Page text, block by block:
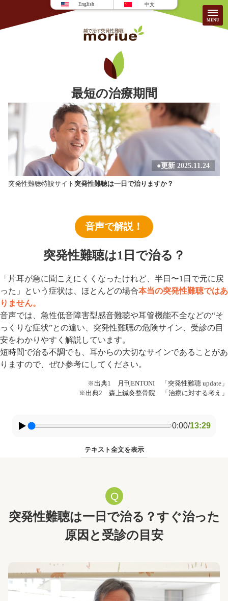
English 中文
当院について 患者さんのこえ
施術内容・料金 耳の疾患
よくある質問 求人/募集
最短の治療期間
●更新 2025.11.24
突発性難聴特設サイト 突発性難聴は一日で治りますか？
音声で解説！
突発性難聴は1日で治る？
「片耳が急に聞こえにくくなったけれど、半日〜1日で元に戻
った」という症状は、ほとんどの場合本当の突発性難聴ではあ
りません。
音声では、急性低音障害型感音難聴や耳管機能不全などの“そ
っくりな症状”との違い、突発性難聴の危険サイン、受診の目
安をわかりやすく解説しています。
短時間で治る不調でも、耳からの大切なサインであることがあ
りますので、ぜひ参考にしてください。
※出典1 月刊ENTONI 「突発性難聴 update」
※出典2 森上鍼灸整骨院 「治療に対する考え」
0:00/13:29
テキスト全文を表示
突発性難聴は一日で治る？すぐ治った
原因と受診の目安